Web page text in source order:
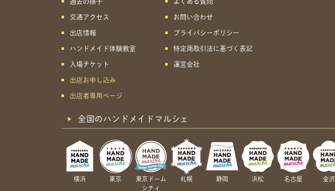
交通アクセス
出店情報
ハンドメイド体験教室
入場チケット
出店お申し込み
出店者専用ページ
お問い合わせ
プライバシーポリシー
特定商取引法に基づく表記
運営会社
全国のハンドメイドマルシェ
横浜 東京
東京ドーム
シティ
札幌 静岡 浜松 名古屋 金沢